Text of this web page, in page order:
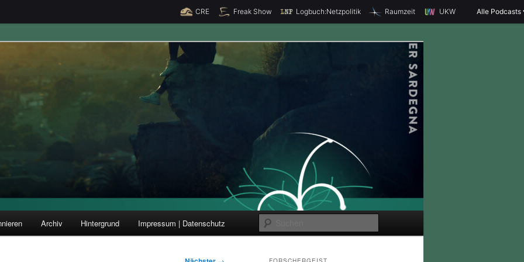
CRE Freak Show Logbuch:Netzpolitik Raumzeit UKW Alle Podcasts
und Forschung
u
Archiv Hintergrund Impressum | Datenschutz